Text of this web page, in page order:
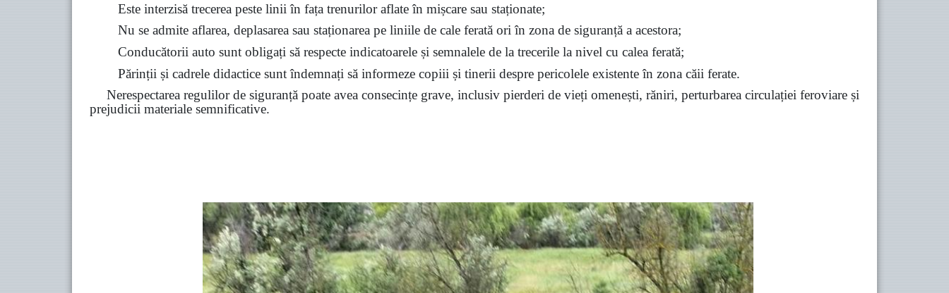
Este interzisă trecerea peste linii în fața trenurilor aflate în mișcare sau staționate;
Nu se admite aflarea, deplasarea sau staționarea pe liniile de cale ferată ori în zona de siguranță a acestora;
Conducătorii auto sunt obligați să respecte indicatoarele și semnalele de la trecerile la nivel cu calea ferată;
Părinții și cadrele didactice sunt îndemnați să informeze copiii și tinerii despre pericolele existente în zona căii ferate.
Nerespectarea regulilor de siguranță poate avea consecințe grave, inclusiv pierderi de vieți omenești, răniri, perturbarea circulației feroviare și
prejudicii materiale semnificative.